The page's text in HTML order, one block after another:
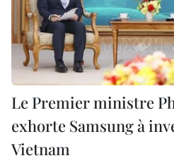
Le Premier ministre
exhorte Samsung à
Vietnam